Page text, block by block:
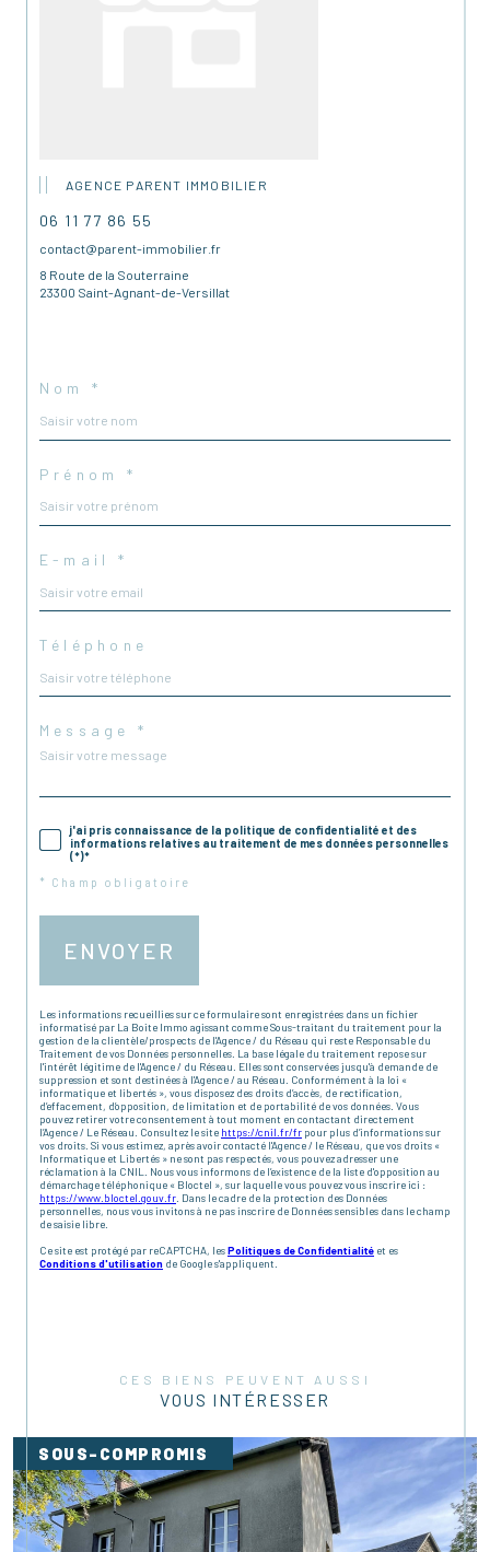
AGENCE PARENT IMMOBILIER
06 11 77 86 55
contact@parent-immobilier.fr
8 Route de la Souterraine
23300 Saint-Agnant-de-Versillat
Nom *
Prénom *
E-mail *
Téléphone
Message *
j'ai pris connaissance de la politique de confidentialité et des
informations relatives au traitement de mes données personnelles
(*)*
* Champ obligatoire
ENVOYER
Les informations recueillies sur ce formulaire sont enregistrées dans un fichier
informatisé par La Boite Immo agissant comme Sous-traitant du traitement pour la
gestion de la clientèle/prospects de l'Agence / du Réseau qui reste Responsable du
Traitement de vos Données personnelles. La base légale du traitement repose sur
l'intérêt légitime de l'Agence / du Réseau. Elles sont conservées jusqu'à demande de
suppression et sont destinées à l'Agence / au Réseau. Conformément à la loi «
informatique et libertés », vous disposez des droits d’accès, de rectification,
d’effacement, d’opposition, de limitation et de portabilité de vos données. Vous
pouvez retirer votre consentement à tout moment en contactant directement
l’Agence / Le Réseau. Consultez le site https://cnil.fr/fr pour plus d’informations sur
vos droits. Si vous estimez, après avoir contacté l'Agence / le Réseau, que vos droits «
Informatique et Libertés » ne sont pas respectés, vous pouvez adresser une
réclamation à la CNIL. Nous vous informons de l’existence de la liste d'opposition au
démarchage téléphonique « Bloctel », sur laquelle vous pouvez vous inscrire ici :
https://www.bloctel.gouv.fr . Dans le cadre de la protection des Données
personnelles, nous vous invitons à ne pas inscrire de Données sensibles dans le champ
de saisie libre.
Ce site est protégé par reCAPTCHA, lesPolitiques de Confidentialité et es
Conditions d'utilisation de Google s'appliquent.
CES BIENS PEUVENT AUSSI
VOUS INTÉRESSER
SOUS-COMPROMIS